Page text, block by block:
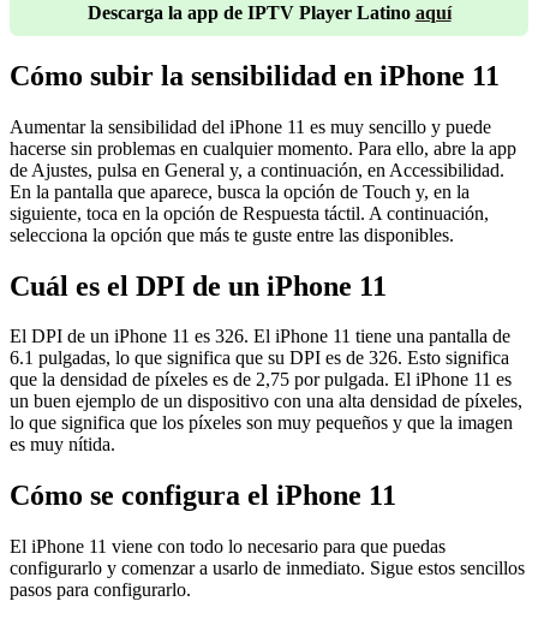
Descarga la app de IPTV Player Latino aquí
Cómo subir la sensibilidad en iPhone 11
Aumentar la sensibilidad del iPhone 11 es muy sencillo y puede
hacerse sin problemas en cualquier momento. Para ello, abre la app
de Ajustes, pulsa en General y, a continuación, en Accessibilidad.
En la pantalla que aparece, busca la opción de Touch y, en la
siguiente, toca en la opción de Respuesta táctil. A continuación,
selecciona la opción que más te guste entre las disponibles.
Cuál es el DPI de un iPhone 11
El DPI de un iPhone 11 es 326. El iPhone 11 tiene una pantalla de
6.1 pulgadas, lo que significa que su DPI es de 326. Esto significa
que la densidad de píxeles es de 2,75 por pulgada. El iPhone 11 es
un buen ejemplo de un dispositivo con una alta densidad de píxeles,
lo que significa que los píxeles son muy pequeños y que la imagen
es muy nítida.
Cómo se configura el iPhone 11
El iPhone 11 viene con todo lo necesario para que puedas
configurarlo y comenzar a usarlo de inmediato. Sigue estos sencillos
pasos para configurarlo.